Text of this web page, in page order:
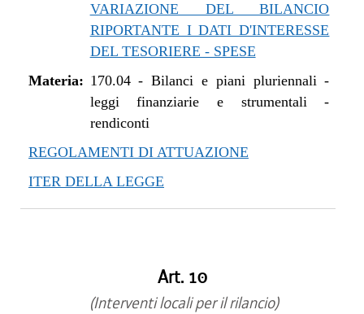
VARIAZIONE DEL BILANCIO
RIPORTANTE I DATI D'INTERESSE
DEL TESORIERE - SPESE
Materia: 170.04-Bilanci e piani pluriennali -
leggi finanziarie e strumentali -
rendiconti
REGOLAMENTI DI ATTUAZIONE
ITER DELLA LEGGE
Art. 10
(Interventi locali per il rilancio)